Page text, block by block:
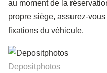
au moment de la
propre siège, assurez-
fixations du véhicule.
Depositphotos